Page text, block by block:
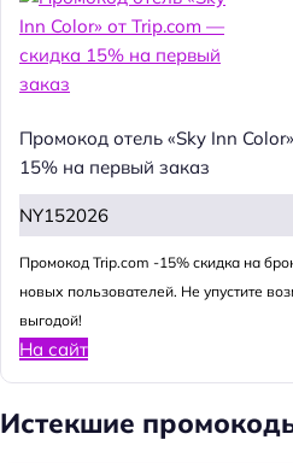
Промокод отель «Sky Inn
15% на первый заказ
NY152026
Промокод Trip.com -15% скидка на
новых пользователей. Не упустите
выгодой!
На сайт
Истекшие